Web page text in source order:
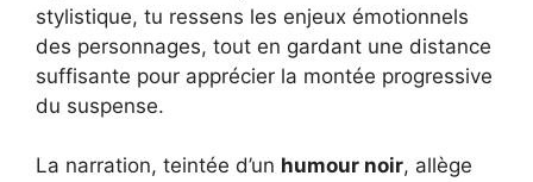
stylistique, tu ressens les enjeux émotionnels
des personnages, tout en gardant une distance
suffisante pour apprécier la montée progressive
du suspense.
La narration, teintée d’un humour noir, allège